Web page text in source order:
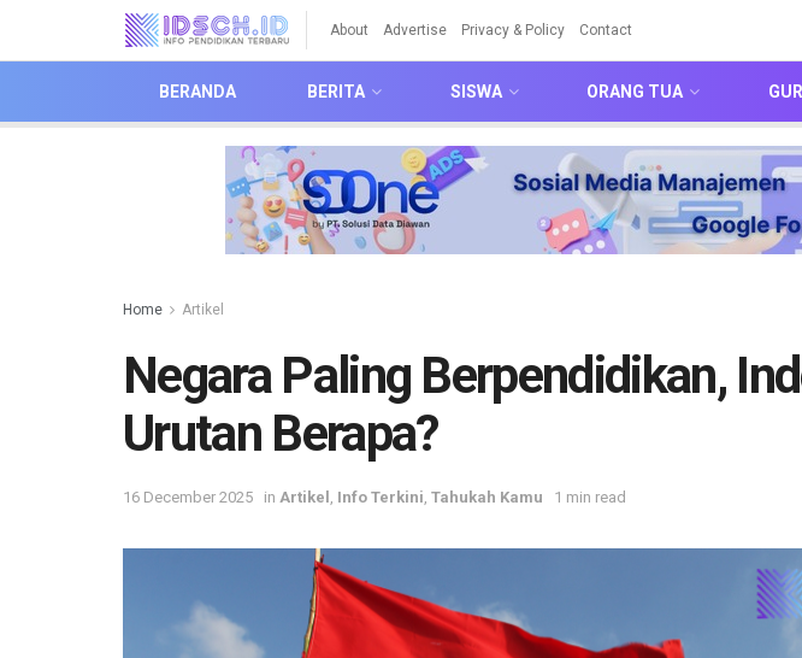
About Advertise Privacy & Policy Contact
BERANDA BERITA SISWA ORANG TUA
Home Artikel
Negara Paling Berpendidikan,
Urutan Berapa?
16 December 2025 in Artikel Info Terkini Tahukah Kamu 1 min read